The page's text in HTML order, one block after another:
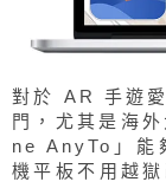
對於 AR 手遊
門，尤其是海
ne AnyTo」
機平板不用越